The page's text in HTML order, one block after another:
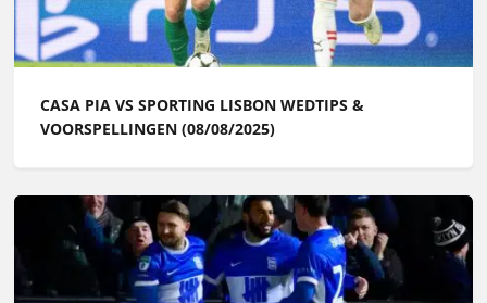
CASA PIA VS SPORTING LISBON WEDTIPS &
VOORSPELLINGEN (08/08/2025)